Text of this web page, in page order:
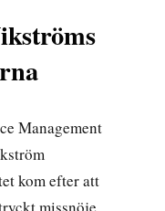
Management
kom efter att